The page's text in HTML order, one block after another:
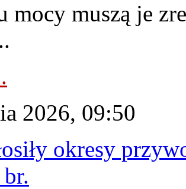
mocy muszą je
2026, 09:50
okresy